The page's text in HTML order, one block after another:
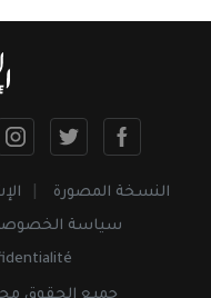
النسخة المصورة
سياسة